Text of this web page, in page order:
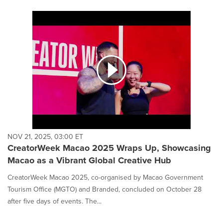
NOV 21, 2025, 03:00 ET
CreatorWeek Macao 2025 Wraps Up, Showcasing
Macao as a Vibrant Global Creative Hub
CreatorWeek Macao 2025, co-organised by Macao Government
Tourism Office (MGTO) and Branded, concluded on October 28
after five days of events. The...